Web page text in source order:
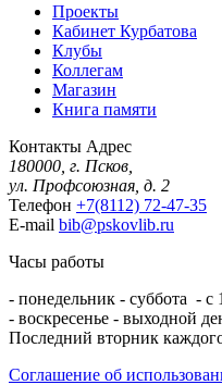
Проекты
Кабинет Курбатова
Клубы
Коллегам
Магазин
Книга памяти
Контакты Адрес
180000, г. Псков,
ул. Профсоюзная, д. 2
Телефон +7(8112) 72-47-35
E-mail bib@pskovlib.ru
Часы работы
- понедельник - суббота - с
- воскресенье - выходной
Последний вторник
Соглашение об